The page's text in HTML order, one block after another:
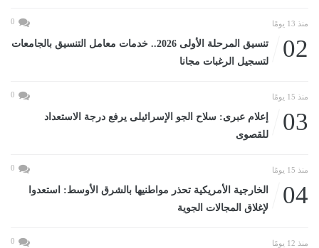
منذ 13 يومًا 0
02
تنسيق المرحلة الأولى 2026.. خدمات معامل التنسيق بالجامعات
لتسجيل الرغبات مجانا
منذ 15 يومًا 0
03
إعلام عبرى: سلاح الجو الإسرائيلى يرفع درجة الاستعداد
للقصوى
منذ 15 يومًا 0
04
الخارجية الأمريكية تحذر مواطنيها بالشرق الأوسط: استعدوا
لإغلاق المجالات الجوية
منذ 12 يومًا 0